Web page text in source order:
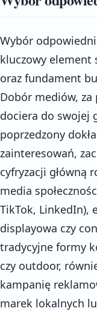
Wybór
kluczowy element
oraz fundament
Dobór mediów,
dociera do swojej
poprzedzony
zainteresowań,
cyfryzacji główną
media
TikTok, LinkedIn),
displayowa czy
tradycyjne formy
czy outdoor,
kampanię
marek lokalnych